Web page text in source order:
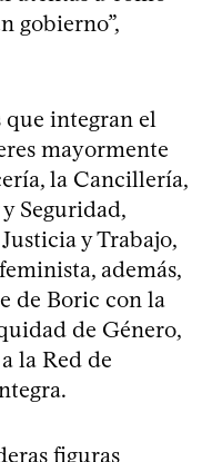
gobierno”,
que integran el
mayormente
la Cancillería,
Seguridad,
y Trabajo,
además,
de Boric con la
de Género,
la Red de
figuras